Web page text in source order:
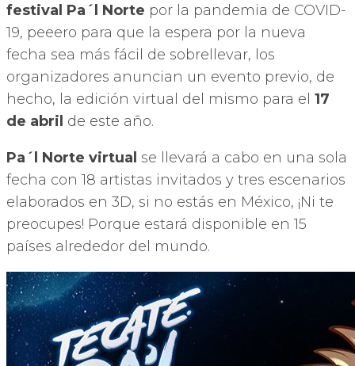
festival Pa´l Norte por la pandemia de COVID-
19, peeero para que la espera por la nueva
fecha sea más fácil de sobrellevar, los
organizadores anuncian un evento previo, de
hecho, la edición virtual del mismo para el 17
de abril de este año.
Pa´l Norte virtual se llevará a cabo en una sola
fecha con 18 artistas invitados y tres escenarios
elaborados en 3D, si no estás en México, ¡Ni te
preocupes! Porque estará disponible en 15
países alrededor del mundo.